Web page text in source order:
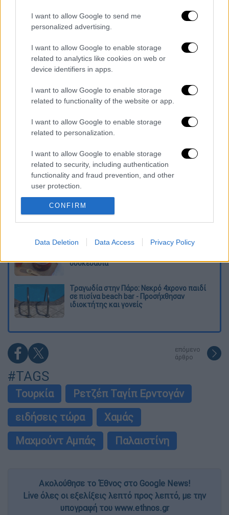
I want to allow Google to send me
personalized advertising.
I want to allow Google to enable storage
related to analytics like cookies on web or
device identifiers in apps.
I want to allow Google to enable storage
related to functionality of the website or app.
I want to allow Google to enable storage
related to personalization.
I want to allow Google to enable storage
related to security, including authentication
functionality and fraud prevention, and other
user protection.
CONFIRM
Data Deletion Data Access Privacy Policy
Υπουργός
ΕξωτερικώνΧακάν Φιντάν, δίνοντας βάρος
στην ατζέντα και στη συνέχεια που επιθυμεί
Παλαιστινιακή Αρχή πλέον, από τη στιγμή
που η Χαμάς έχει πλέον εκτοπιστεί από το
κάδρο.
Θρήνος για τον Λιονέλ Μέσι: Πέθανε στα 68
του χρόνια ο πατέρας του, Χόρχε
Φωτιά στην Αττικοβοιωτία: Πώς στήθηκε η
μεγάλη επιχείρηση διάσωσης - 254 πολίτες
απομακρύνθηκαν διά θαλάσσης
Συναγερμός από τον ΕΦΕΤ: Ανακαλείται
συσκευασία
Τραγωδία στην Πάρο: Νεκρό 4χρονο παιδί
σε πισίνα beach bar - Προσήχθησαν
ιδιοκτήτης και γονείς
επόμενο
άρθρο
#TAGS
Τουρκία
Ρετζέπ Ταγίπ Ερντογάν
ειδήσεις τώρα
Χαμάς
Μαχμούντ Αμπάς
Παλαιστίνη
Ακολούθησε το Έθνος στο Google News!
Live όλες οι εξελίξεις λεπτό προς λεπτό, με την
υπογραφή του www.ethnos.gr